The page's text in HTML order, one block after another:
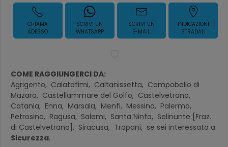
CHIAMA
ADESSO
SCRIVI UN
WHATSAPP
SCRIVI UN
E-MAIL
INDICAZIONI
STRADALI
COME RAGGIUNGERCI DA:
Agrigento, Calatafimi, Caltanissetta, Campobello di
Mazara, Castellammare del Golfo, Castelvetrano,
Catania, Enna, Marsala, Menfi, Messina, Palermo,
Petrosino, Ragusa, Salemi, Santa Ninfa, Selinunte [Fraz.
di Castelvetrano], Siracusa, Trapani, se sei interessato a
Sicurezza.